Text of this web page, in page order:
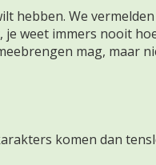
hebben. We
weet immers nooit
mag, maar
komen dan